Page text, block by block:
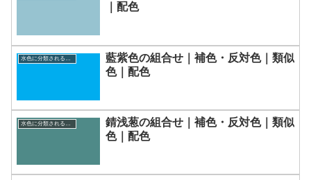
｜配色
水色に分類される色一覧
藍紫色の組合せ｜補色・反対色｜類似
色｜配色
水色に分類される色一覧
錆浅葱の組合せ｜補色・反対色｜類似
色｜配色